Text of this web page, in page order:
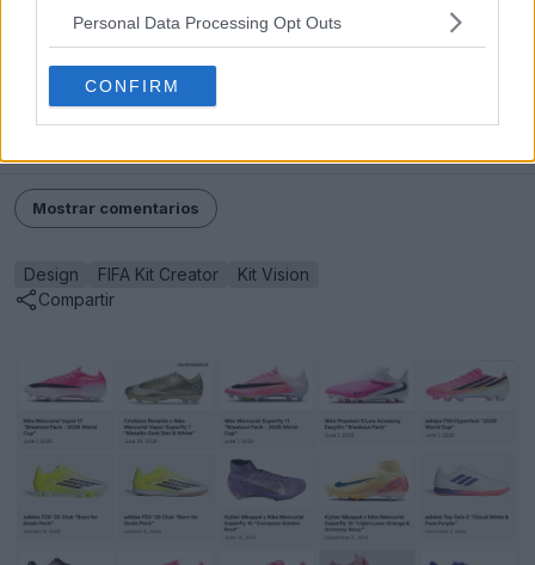
Personal Data Processing Opt Outs
CONFIRM
Kit Creator.
¿Cuál de estos nuevos blueprints de Kit Vision te hace
más ilusión usar? ¡Cuéntanoslo en los comentarios de
abajo!
Mostrar comentarios
Design FIFA Kit Creator
Kit Vision
Compartir